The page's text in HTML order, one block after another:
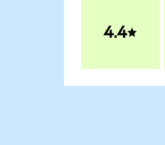
4.4